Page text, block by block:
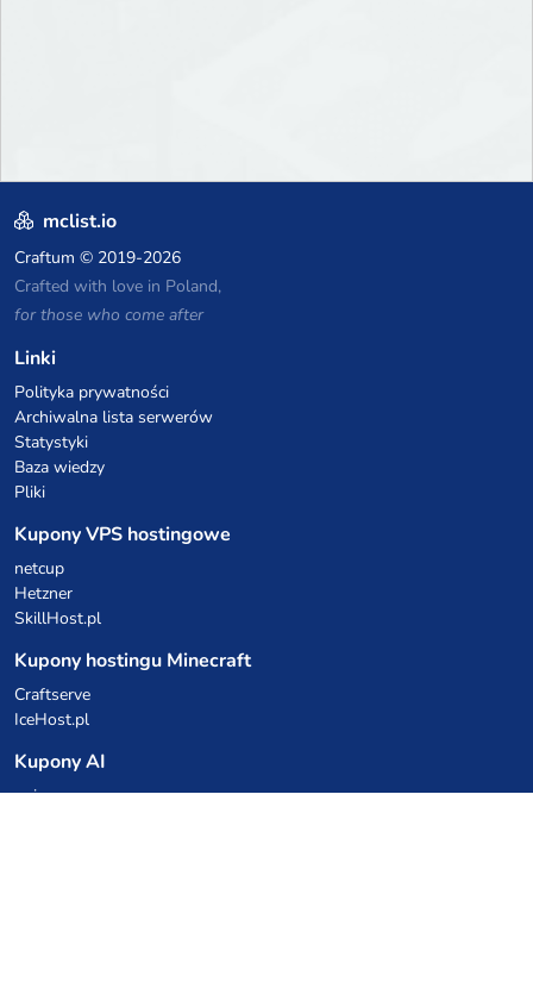
mclist.io
Craftum © 2019-2026
Crafted with love in Poland,
for those who come after
Linki
Polityka prywatności
Archiwalna lista serwerów
Statystyki
Baza wiedzy
Pliki
Kupony VPS hostingowe
netcup
Hetzner
SkillHost.pl
Kupony hostingu Minecraft
Craftserve
IceHost.pl
Kupony AI
z.ai